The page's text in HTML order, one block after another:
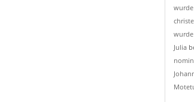
Julia